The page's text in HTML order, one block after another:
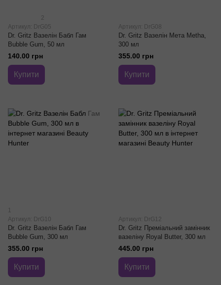
2
Артикул: DrG05
Dr. Gritz Вазелін Бабл Гам
Bubble Gum, 50 мл
140.00 грн
Купити
Артикул: DrG08
Dr. Gritz Вазелін Мета Metha,
300 мл
355.00 грн
Купити
1
Артикул: DrG10
Dr. Gritz Вазелін Бабл Гам
Bubble Gum, 300 мл
355.00 грн
Купити
Артикул: DrG12
Dr. Gritz Преміальний замінник
вазеліну Royal Butter, 300 мл
445.00 грн
Купити